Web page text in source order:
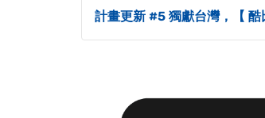
計畫更新 #5 獨獻台灣，【